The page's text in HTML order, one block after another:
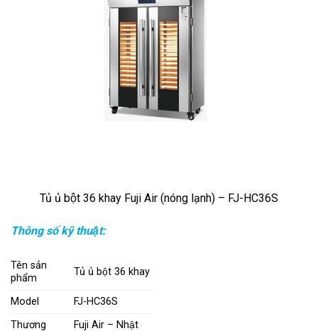
Tủ ủ bột 36 khay Fuji Air (nóng lạnh) – FJ-HC36S
Thông số kỹ thuật:
Tên sản
phẩm
Tủ ủ bột 36 khay
Model
FJ-HC36S
Thương
Fuji Air – Nhật